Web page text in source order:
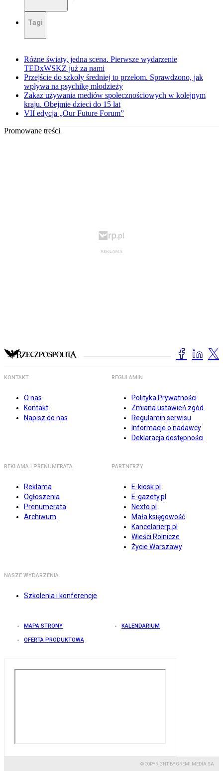
Tagi
Różne światy, jedna scena. Pierwsze wydarzenie
TEDxWSKZ już za nami
Przejście do szkoły średniej to przełom. Sprawdzono, jak
wpływa na psychikę młodzieży
Zakaz używania mediów społecznościowych w kolejnym
kraju. Obejmie dzieci do 15 lat
VII edycja „Our Future Forum”
Promowane treści
KONTAKT
O nas
Kontakt
Napisz do nas
REGULAMIN
Polityka Prywatności
Zmiana ustawień zgód
Regulamin serwisu
Informacje o nadawcy
Deklaracja dostępności
REKLAMA I PRENUMERATA
Reklama
Ogłoszenia
Prenumerata
Archiwum
PARTNERZY
E-kiosk.pl
E-gazety.pl
Nexto.pl
Mała księgowość
Kancelarierp.pl
Wieści Rolnicze
Życie Warszawy
NASZE WYDARZENIA
Szkolenia i konferencje
MAPA STRONY KALENDARIUM
OFERTA PRODUKTOWA
© COPYRIGHT BY GREMI MEDIA SA